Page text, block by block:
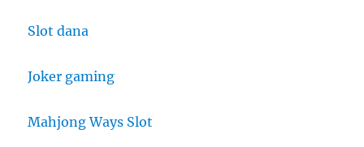
Slot dana
Joker gaming
Mahjong Ways Slot